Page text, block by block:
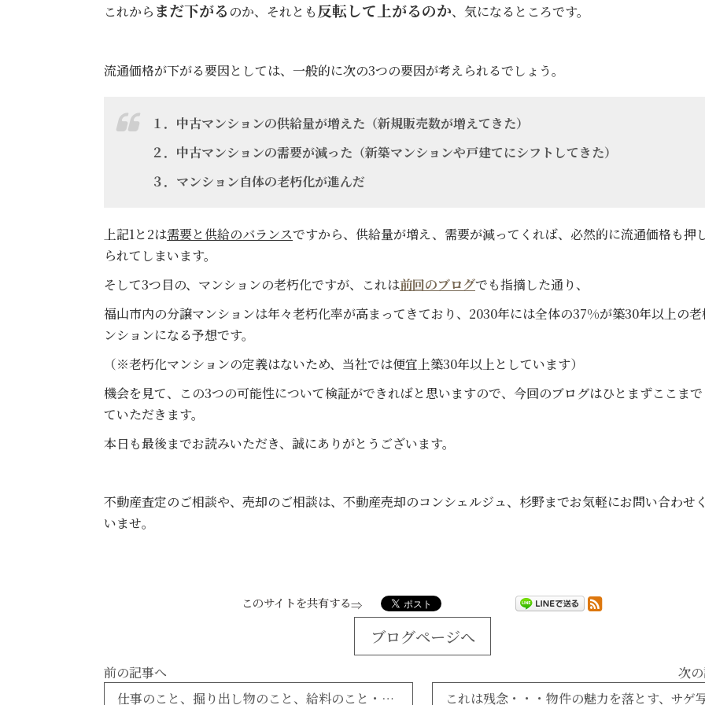
これから まだ下がる のか、それとも 反転して上がるのか、気になるところです。
流通価格が下がる要因としては、一般的に次の3つの要因が考えられるでしょう。
１．中古マンションの供給量が増えた（新規販売数が増えてきた）
２．中古マンションの需要が減った（新築マンションや戸建てにシフトしてきた）
３．マンション自体の老朽化が進んだ
上記1と2は需要と供給のバランスですから、供給量が増え、需要が減ってくれば、必然的に流通価格も押
られてしまいます。
そして3つ目の、マンションの老朽化ですが、これは前回のブログでも指摘した通り、
福山市内の分譲マンションは年々老朽化率が高まってきており、2030年には全体の37%が築30年以上の老
ンションになる予想です。
（※老朽化マンションの定義はないため、当社では便宜上築30年以上としています）
機会を見て、この3つの可能性について検証ができればと思いますので、今回のブログはひとまずここま
ていただきます。
本日も最後までお読みいただき、誠にありがとうございます。
不動産査定のご相談や、売却のご相談は、不動産売却のコンシェルジュ、杉野までお気軽にお問い合わせ
いませ。
このサイトを共有する
ブログページへ
前の記事へ
仕事のこと、掘り出し物のこと、給料のこと・・・
次